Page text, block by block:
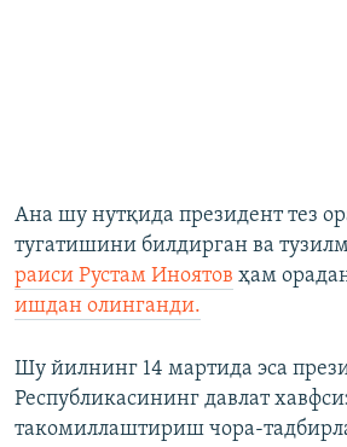
Ана шу нутқида президент тез
тугатишини билдирган ва
раиси Рустам Иноятов ҳам
ишдан олинганди.
Шу йилнинг 14 мартида эса
Республикасининг давлат
такомиллаштириш чора-